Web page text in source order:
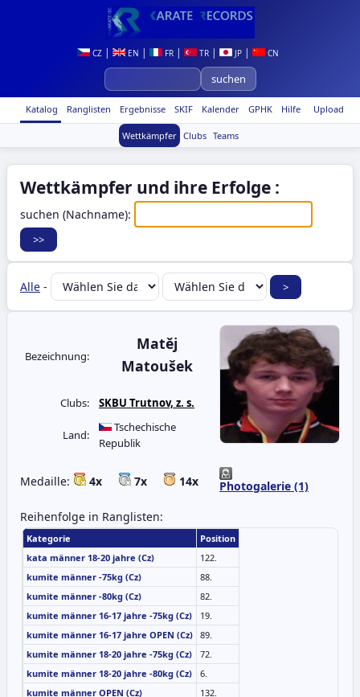
CZ| EN | FR| TR| JP| CN
Upload
Katalog Ranglisten Ergebnisse SKIF Kalender GPHK Hilfe
Wettkämpfer Clubs Teams
Wettkämpfer und ihre Erfolge :
suchen (Nachname):
Alle -
Photogalerie (1)
Bezeichnung:
Matěj
Matoušek
Clubs: SKBU Trutnov, z. s.
Land:
Tschechische
Republik
Medaille: 4x 7x 14x
Reihenfolge in Ranglisten:
Kategorie
Position
kata männer 18-20 jahre (Cz)
122.
kumite männer -75kg (Cz)
88.
kumite männer -80kg (Cz)
82.
kumite männer 16-17 jahre -75kg (Cz)
19.
kumite männer 16-17 jahre OPEN (Cz) 89.
kumite männer 18-20 jahre -75kg (Cz)
72.
kumite männer 18-20 jahre -80kg (Cz)
6.
kumite männer OPEN (Cz)
132.